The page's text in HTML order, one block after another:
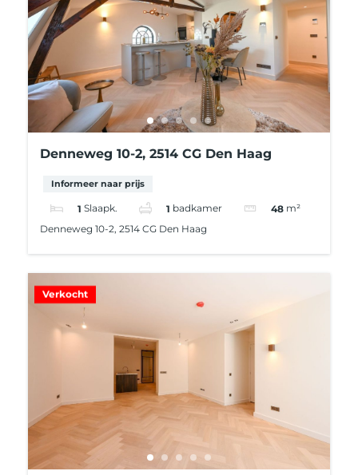
Denneweg 10-2, 2514 CG Den Haag
Informeer naar prijs
1 Slaapk. 1 badkamer 48 m²
Denneweg 10-2, 2514 CG Den Haag
Verkocht